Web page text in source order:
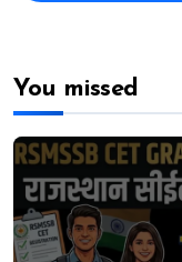
You missed